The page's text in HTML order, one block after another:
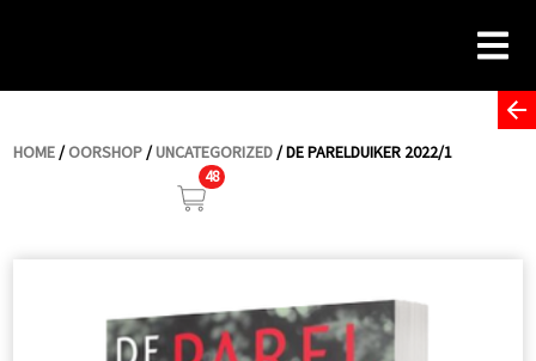
HOME/OORSHOP/UNCATEGORIZED/ DE PARELDUIKER 2022/1
48